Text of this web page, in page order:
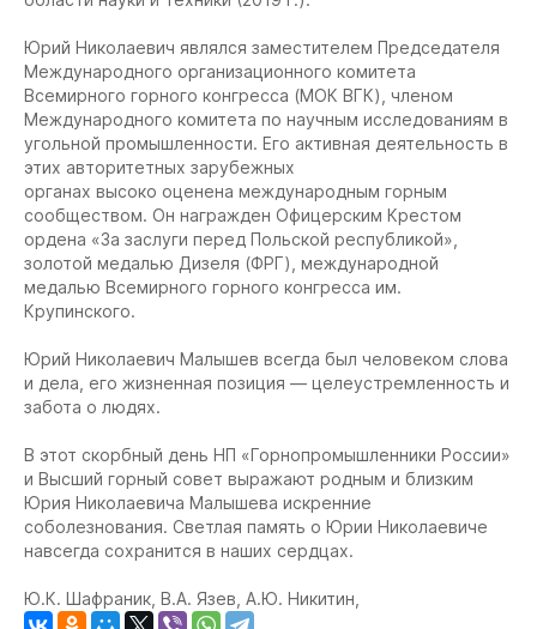
Юрий Николаевич являлся заместителем Председателя
Международного организационного комитета
Всемирного горного конгресса (МОК ВГК), членом
Международного комитета по научным исследованиям в
угольной промышленности. Его активная деятельность в
этих авторитетных зарубежных
органах высоко оценена международным горным
сообществом. Он награжден Офицерским Крестом
ордена «За заслуги перед Польской республикой»,
золотой медалью Дизеля (ФРГ), международной
медалью Всемирного горного конгресса им.
Крупинского.
Юрий Николаевич Малышев всегда был человеком слова
и дела, его жизненная позиция — целеустремленность и
забота о людях.
В этот скорбный день НП «Горнопромышленники России»
и Высший горный совет выражают родным и близким
Юрия Николаевича Малышева искренние
соболезнования. Светлая память о Юрии Николаевиче
навсегда сохранится в наших сердцах.
Ю.К. Шафраник, В.А. Язев, А.Ю. Никитин,